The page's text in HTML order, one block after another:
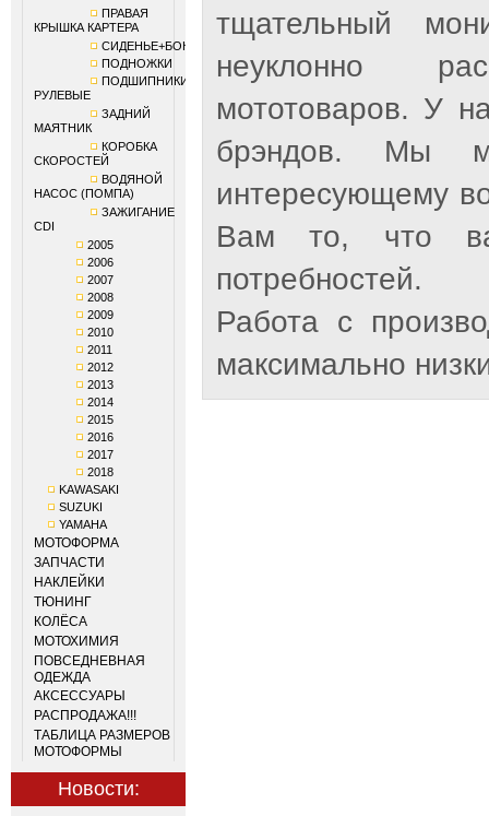
ПРАВАЯ
КРЫШКА КАРТЕРА
СИДЕНЬЕ+БОКОВИНЫ
ПОДНОЖКИ
ПОДШИПНИКИ
РУЛЕВЫЕ
ЗАДНИЙ
МАЯТНИК
КОРОБКА
СКОРОСТЕЙ
ВОДЯНОЙ
НАСОС (ПОМПА)
ЗАЖИГАНИЕ
CDI
2005
2006
2007
2008
2009
2010
2011
2012
2013
2014
2015
2016
2017
2018
KAWASAKI
SUZUKI
YAMAHA
МОТОФОРМА
ЗАПЧАСТИ
НАКЛЕЙКИ
ТЮНИНГ
КОЛЁСА
МОТОХИМИЯ
ПОВСЕДНЕВНАЯ
ОДЕЖДА
АКСЕССУАРЫ
РАСПРОДАЖА!!!
ТАБЛИЦА РАЗМЕРОВ
МОТОФОРМЫ
Новости:
тщательный
неуклонно
мототоваров. У
брэндов. Мы
интересующему
Вам то, что
потребностей.
Работа с
максимально